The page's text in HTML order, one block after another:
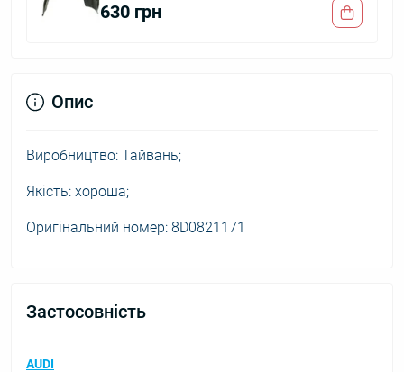
630 грн
Опис
Виробництво: Тайвань;
Якість: хороша;
Оригінальний номер: 8D0821171
Застосовність
AUDI